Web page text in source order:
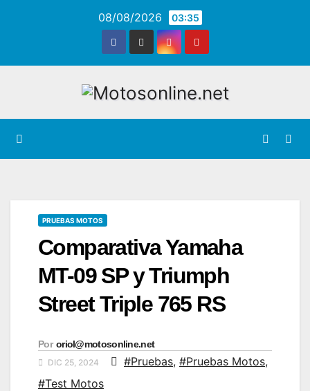
08/08/2026 03:35
PRUEBAS MOTOS
Comparativa Yamaha
MT-09 SP y Triumph
Street Triple 765 RS
Por oriol@motosonline.net
DIC 25, 2024 #Pruebas, #Pruebas Motos,
#Test Motos